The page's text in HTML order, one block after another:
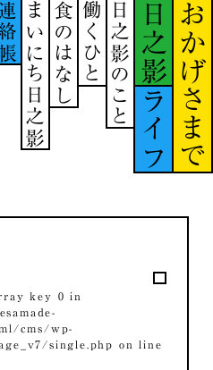
おかげさまで
日之影
ライフ
日之影のこと
働くひと
食のはなし
まいにち日之影
帳
key 0 in
cms/wp-
single.php
on line